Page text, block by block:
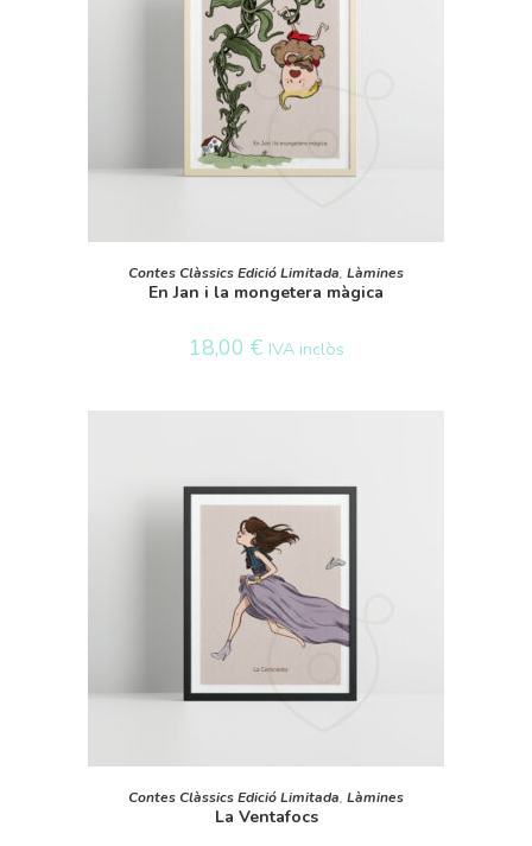
SELECT OPTIONS
Contes Clàssics Edició Limitada, Làmines
En Jan i la mongetera màgica
18,00 € IVA inclòs
SELECT OPTIONS
Contes Clàssics Edició Limitada, Làmines
La Ventafocs